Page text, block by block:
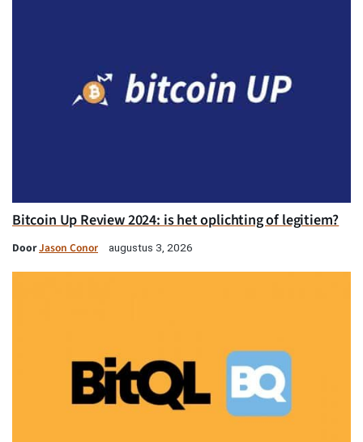
Bitcoin Up Review 2024: is het oplichting of legitiem?
DoorJason Conor augustus 3, 2026